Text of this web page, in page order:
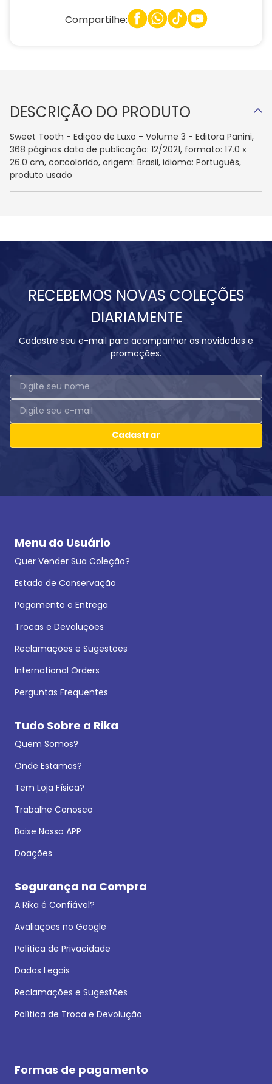
Compartilhe:
DESCRIÇÃO DO PRODUTO
Sweet Tooth - Edição de Luxo - Volume 3 - Editora Panini,
368 páginas data de publicação: 12/2021, formato: 17.0 x
26.0 cm, cor:colorido, origem: Brasil, idioma: Português,
produto usado
RECEBEMOS NOVAS COLEÇÕES
DIARIAMENTE
Cadastre seu e-mail para acompanhar as novidades e
promoções.
Cadastrar
Menu do Usuário
Quer Vender Sua Coleção?
Estado de Conservação
Pagamento e Entrega
Trocas e Devoluções
Reclamações e Sugestões
International Orders
Perguntas Frequentes
Tudo Sobre a Rika
Quem Somos?
Onde Estamos?
Tem Loja Física?
Trabalhe Conosco
Baixe Nosso APP
Doações
Segurança na Compra
A Rika é Confiável?
Avaliações no Google
Política de Privacidade
Dados Legais
Reclamações e Sugestões
Política de Troca e Devolução
Formas de pagamento